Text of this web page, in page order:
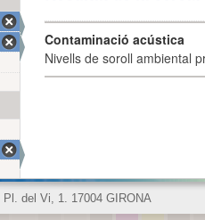
Contaminació acústica
Nivells de soroll ambiental
Pl. del Vi, 1. 17004 GIRONA